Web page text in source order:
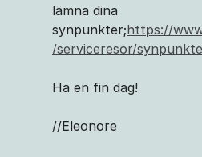
lämna dina
synpunkter;https://
/serviceresor/
Ha en fin dag!
//Eleonore